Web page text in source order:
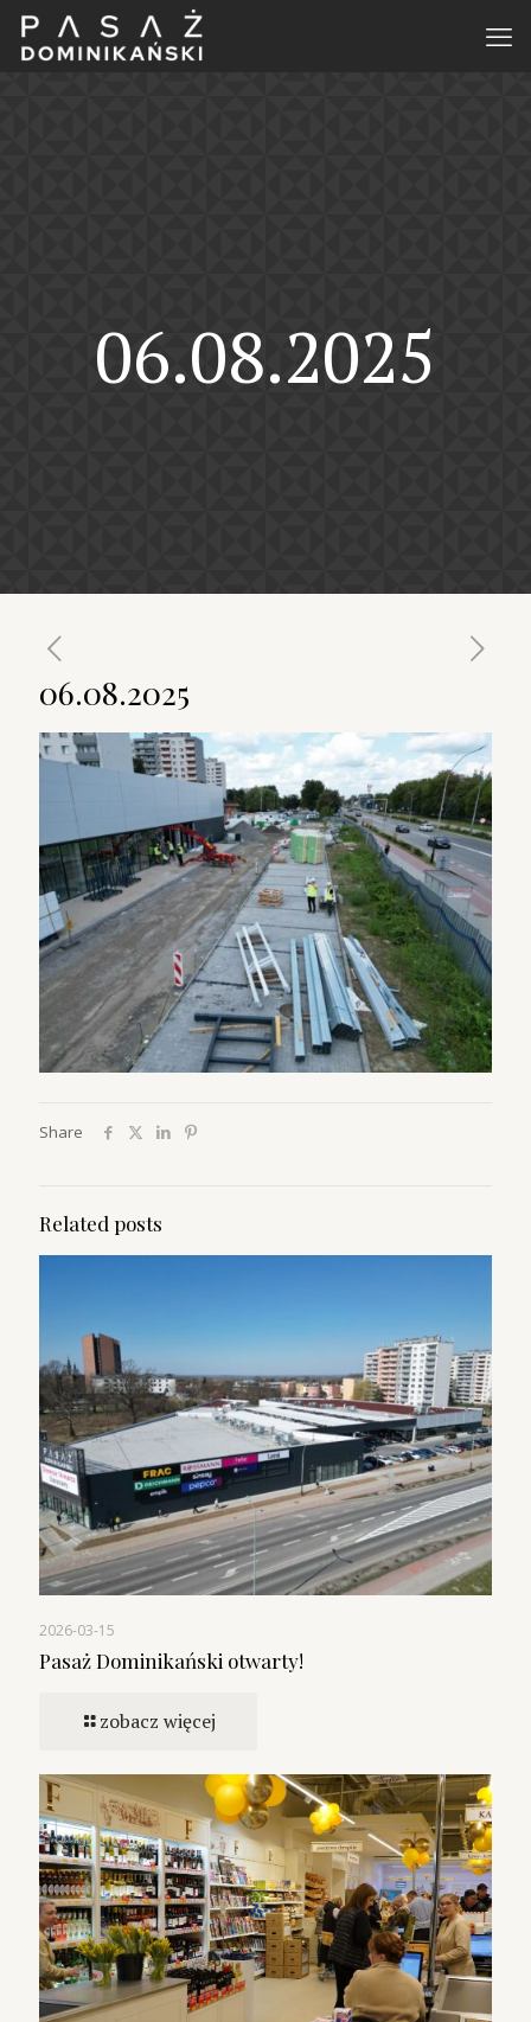
06.08.2025
06.08.2025
Share
Related posts
2026-03-15
Pasaż Dominikański otwarty!
zobacz więcej